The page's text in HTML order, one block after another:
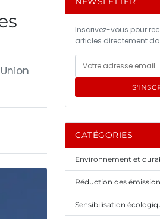
Inscrivez-vous pour
articles directement
CATÉGORIES
Environnement et
Réduction des
Sensibilisation